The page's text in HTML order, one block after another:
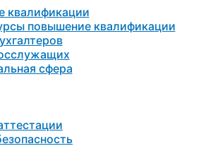
квалификации
повышение квалификации
сфера